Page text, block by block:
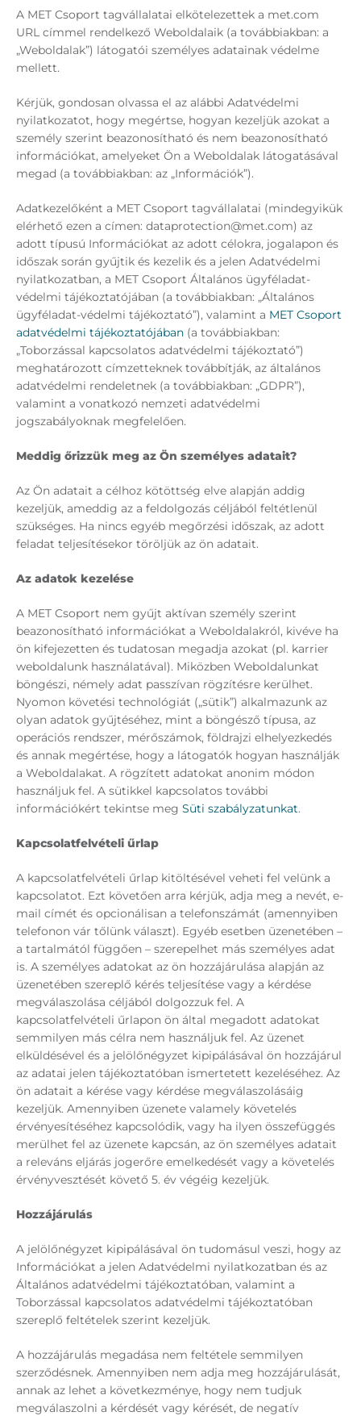
A MET Csoport tagvállalatai elkötelezettek a met.com
URL címmel rendelkező Weboldalaik (a továbbiakban: a
„Weboldalak”) látogatói személyes adatainak védelme
mellett.
Kérjük, gondosan olvassa el az alábbi Adatvédelmi
nyilatkozatot, hogy megértse, hogyan kezeljük azokat a
személy szerint beazonosítható és nem beazonosítható
információkat, amelyeket Ön a Weboldalak látogatásával
megad (a továbbiakban: az „Információk”).
Adatkezelőként a MET Csoport tagvállalatai (mindegyikük
elérhető ezen a címen: dataprotection@met.com) az
adott típusú Információkat az adott célokra, jogalapon és
időszak során gyűjtik és kezelik és a jelen Adatvédelmi
nyilatkozatban, a MET Csoport Általános ügyféladat-
védelmi tájékoztatójában (a továbbiakban: „Általános
ügyféladat-védelmi tájékoztató”), valamint a MET Csoport
adatvédelmi tájékoztatójában (a továbbiakban:
„Toborzással kapcsolatos adatvédelmi tájékoztató”)
meghatározott címzetteknek továbbítják, az általános
adatvédelmi rendeletnek (a továbbiakban: „GDPR”),
valamint a vonatkozó nemzeti adatvédelmi
jogszabályoknak megfelelően.
Meddig őrizzük meg az Ön személyes adatait?
Az Ön adatait a célhoz kötöttség elve alapján addig
kezeljük, ameddig az a feldolgozás céljából feltétlenül
szükséges. Ha nincs egyéb megőrzési időszak, az adott
feladat teljesítésekor töröljük az ön adatait.
Az adatok kezelése
A MET Csoport nem gyűjt aktívan személy szerint
beazonosítható információkat a Weboldalakról, kivéve ha
ön kifejezetten és tudatosan megadja azokat (pl. karrier
weboldalunk használatával). Miközben Weboldalunkat
böngészi, némely adat passzívan rögzítésre kerülhet.
Nyomon követési technológiát („sütik”) alkalmazunk az
olyan adatok gyűjtéséhez, mint a böngésző típusa, az
operációs rendszer, mérőszámok, földrajzi elhelyezkedés
és annak megértése, hogy a látogatók hogyan használják
a Weboldalakat. A rögzített adatokat anonim módon
használjuk fel. A sütikkel kapcsolatos további
információkért tekintse meg Süti szabályzatunkat.
Kapcsolatfelvételi űrlap
A kapcsolatfelvételi űrlap kitöltésével veheti fel velünk a
kapcsolatot. Ezt követően arra kérjük, adja meg a nevét, e-
mail címét és opcionálisan a telefonszámát (amennyiben
telefonon vár tőlünk választ). Egyéb esetben üzenetében –
a tartalmától függően – szerepelhet más személyes adat
is. A személyes adatokat az ön hozzájárulása alapján az
üzenetében szereplő kérés teljesítése vagy a kérdése
megválaszolása céljából dolgozzuk fel. A
kapcsolatfelvételi űrlapon ön által megadott adatokat
semmilyen más célra nem használjuk fel. Az üzenet
elküldésével és a jelölőnégyzet kipipálásával ön hozzájárul
az adatai jelen tájékoztatóban ismertetett kezeléséhez. Az
ön adatait a kérése vagy kérdése megválaszolásáig
kezeljük. Amennyiben üzenete valamely követelés
érvényesítéséhez kapcsolódik, vagy ha ilyen összefüggés
merülhet fel az üzenete kapcsán, az ön személyes adatait
a releváns eljárás jogerőre emelkedését vagy a követelés
érvényvesztését követő 5. év végéig kezeljük.
Hozzájárulás
A jelölőnégyzet kipipálásával ön tudomásul veszi, hogy az
Információkat a jelen Adatvédelmi nyilatkozatban és az
Általános adatvédelmi tájékoztatóban, valamint a
Toborzással kapcsolatos adatvédelmi tájékoztatóban
szereplő feltételek szerint kezeljük.
A hozzájárulás megadása nem feltétele semmilyen
szerződésnek. Amennyiben nem adja meg hozzájárulását,
annak az lehet a következménye, hogy nem tudjuk
megválaszolni a kérdését vagy kérését, de negatív